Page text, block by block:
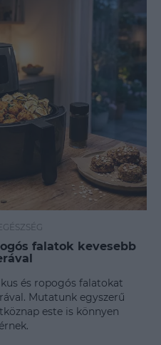
falatok kevesebb
és ropogós falatokat
Mutatunk egyszerű
este is könnyen